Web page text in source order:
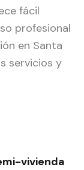
fácil
profesional
en Santa
servicios y
vivienda